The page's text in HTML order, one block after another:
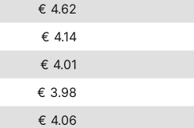
€ 4.62
€ 4.14
€ 4.01
€ 3.98
€ 4.06